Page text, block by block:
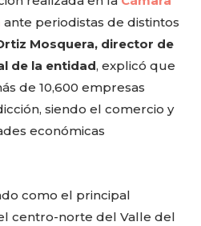
ante periodistas de distintos
Mosquera, director de
de la entidad, explicó que
de 10,600 empresas
siendo el comercio y
económicas
como el principal
centro-norte del Valle del